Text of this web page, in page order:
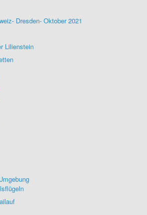
Dresden- Oktober 2021
Lilienstein